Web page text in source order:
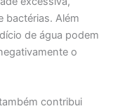
bactérias. Além
de água podem
o
contribui